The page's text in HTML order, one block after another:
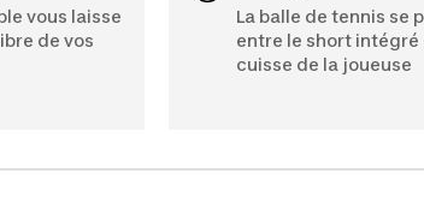
vous laisse
de vos
La balle de tennis se
entre le short intégré
cuisse de la joueuse